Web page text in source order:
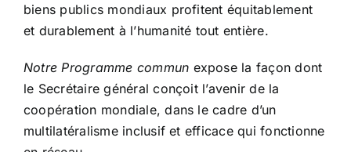
biens publics mondiaux profitent équitablement
et durablement à l’humanité tout entière.
Notre Programme commun expose la façon dont
le Secrétaire général conçoit l’avenir de la
coopération mondiale, dans le cadre d’un
multilatéralisme inclusif et efficace qui fonctionne